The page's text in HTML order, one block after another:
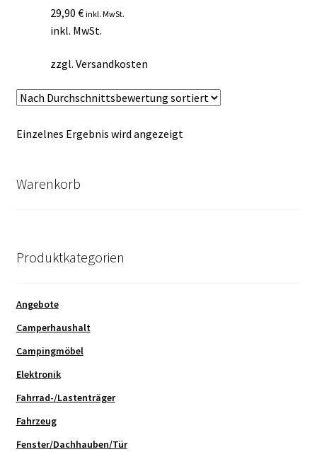
29,90 € inkl. MwSt.
inkl. MwSt.
zzgl. Versandkosten
Einzelnes Ergebnis wird angezeigt
Warenkorb
Produktkategorien
Angebote
Camperhaushalt
Campingmöbel
Elektronik
Fahrrad-/Lastenträger
Fahrzeug
Fenster/Dachhauben/Tür